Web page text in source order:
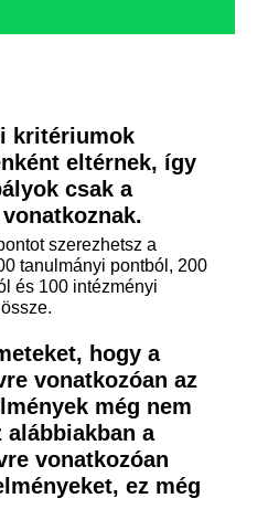
kritériumok
eltérnek, így
csak a
szerezhetsz a
tanulmányi pontból, 200
és 100 intézményi
hogy a
vonatkozóan az
még nem
alábbiakban a
vonatkozóan
ez még